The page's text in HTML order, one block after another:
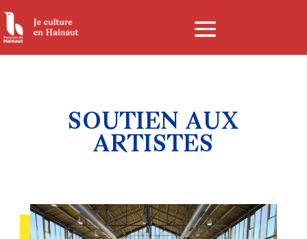
Panneau de gestion des cookies
SOUTIEN AUX
ARTISTES